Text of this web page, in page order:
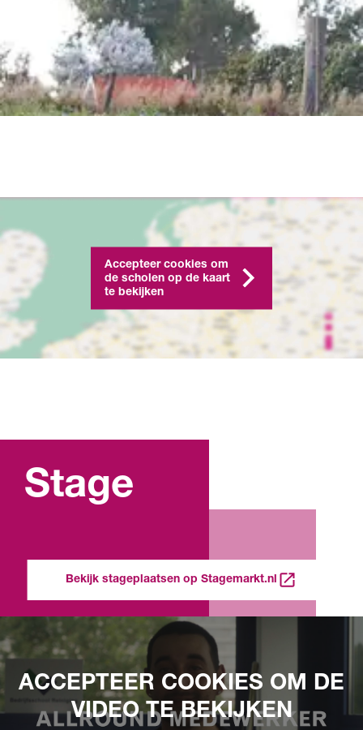
Accepteer cookies om
de scholen op de kaart
te bekijken
Stage
Bekijk stageplaatsen op Stagemarkt.nl
ACCEPTEER COOKIES OM DE
VIDEO TE BEKIJKEN